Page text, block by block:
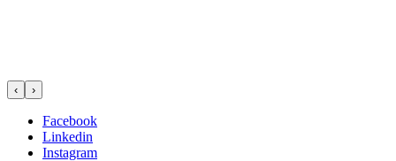
‹ ›
Facebook
Linkedin
Instagram